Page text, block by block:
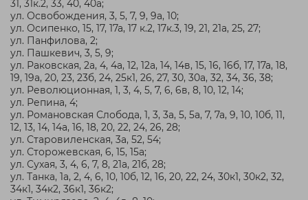
31, 31к.2, 33, 40, 40а;
ул. Освобождения, 3, 5, 7, 9, 9а, 10;
ул. Осипенко, 15, 17, 17а, 17 к.2, 17к.3, 19, 21, 21а, 25, 27;
ул. Панфилова, 2;
ул. Пашкевич, 3, 5, 9;
ул. Раковская, 2а, 4, 4а, 12, 12а, 14, 14в, 15, 16, 16б, 17, 17а, 18,
19, 19а, 20, 23, 23б, 24, 25к1, 26, 27, 30, 30а, 32, 34, 36, 38;
ул. Революционная, 1, 3, 4, 5, 7, 6, 6в, 8, 10, 12, 14;
ул. Репина, 4;
ул. Романовская Слобода, 1, 3, 3а, 5, 5а, 7, 7а, 9, 10, 10б, 11,
12, 13, 14, 14а, 16, 18, 20, 22, 24, 26, 28;
ул. Старовиленская, 3а, 52, 54;
ул. Сторожевская, 6, 15, 15а;
ул. Сухая, 3, 4, 6, 7, 8, 21а, 21б, 28;
ул. Танка, 1а, 2, 4, 6, 10, 10б, 12, 16, 20, 22, 24, 30к1, 30к2, 32,
34к1, 34к2, 36к1, 36к2;